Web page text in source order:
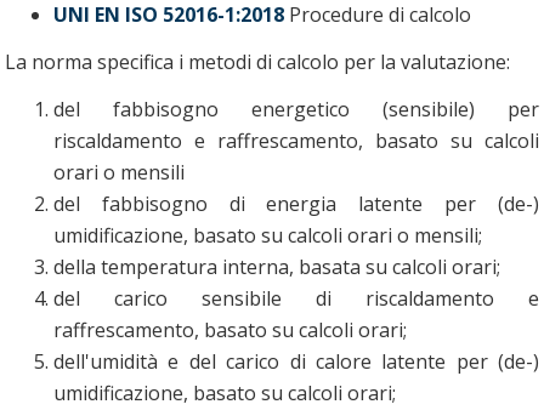
UNI EN ISO 52016-1:2018 Procedure di calcolo
La norma specifica i metodi di calcolo per la valutazione:
del fabbisogno energetico (sensibile) per
riscaldamento e raffrescamento, basato su calcoli
orari o mensili
del fabbisogno di energia latente per (de-)
umidificazione, basato su calcoli orari o mensili;
della temperatura interna, basata su calcoli orari;
del carico sensibile di riscaldamento e
raffrescamento, basato su calcoli orari;
dell'umidità e del carico di calore latente per (de-)
umidificazione, basato su calcoli orari;